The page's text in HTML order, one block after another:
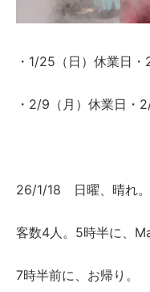
・1/25（日）休業日
・2/9（月）休業日・
26/1/18 日曜、晴れ。
客数4人。5時半に、
7時半前に、お帰り。